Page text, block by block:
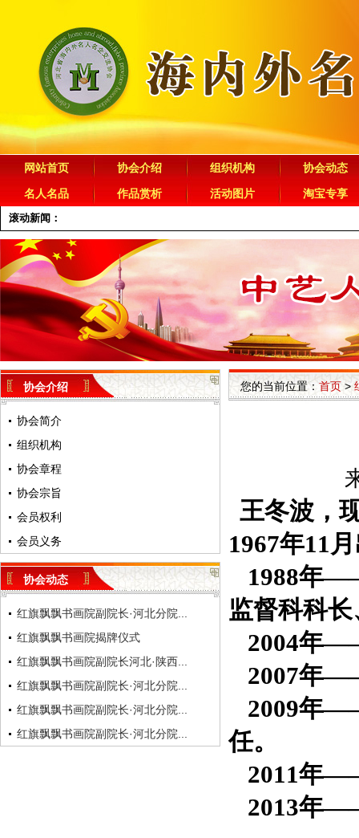
网站首页 协会介绍 组织机构
协会动态
名人名品
作品赏析 活动图片 淘宝专享
滚动新闻：
协会介绍
协会简介
组织机构
协会章程
协会宗旨
会员权利
会员义务
协会动态
红旗飘飘书画院副院长·河北分院...
红旗飘飘书画院揭牌仪式
红旗飘飘书画院副院长河北·陕西...
红旗飘飘书画院副院长·河北分院...
红旗飘飘书画院副院长·河北分院...
红旗飘飘书画院副院长·河北分院...
您的当前位置：首页 >
王冬波，
1967年11
1988年
监督科科
2004年
2007年
2009年
任。
2011年
2013年